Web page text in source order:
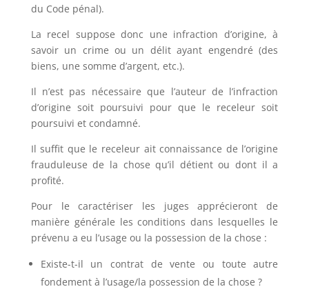
du Code pénal).
La recel suppose donc une infraction d’origine, à
savoir un crime ou un délit ayant engendré (des
biens, une somme d’argent, etc.).
Il n’est pas nécessaire que l’auteur de l’infraction
d’origine soit poursuivi pour que le receleur soit
poursuivi et condamné.
Il suffit que le receleur ait connaissance de l’origine
frauduleuse de la chose qu’il détient ou dont il a
profité.
Pour le caractériser les juges apprécieront de
manière générale les conditions dans lesquelles le
prévenu a eu l’usage ou la possession de la chose :
Existe-t-il un contrat de vente ou toute autre
fondement à l’usage/la possession de la chose ?